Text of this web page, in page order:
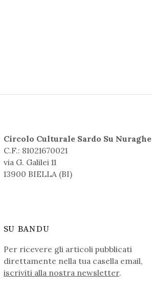
Circolo Culturale Sardo Su Nuraghe
C.F.: 81021670021
via G. Galilei 11
13900 BIELLA (BI)
SU BANDU
Per ricevere gli articoli pubblicati
direttamente nella tua casella email,
iscriviti alla nostra newsletter.